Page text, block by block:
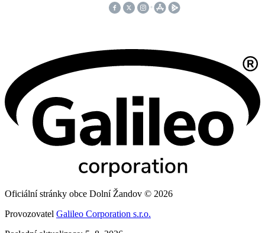
Oficiální stránky obce Dolní Žandov © 2026
Provozovatel Galileo Corporation s.r.o.